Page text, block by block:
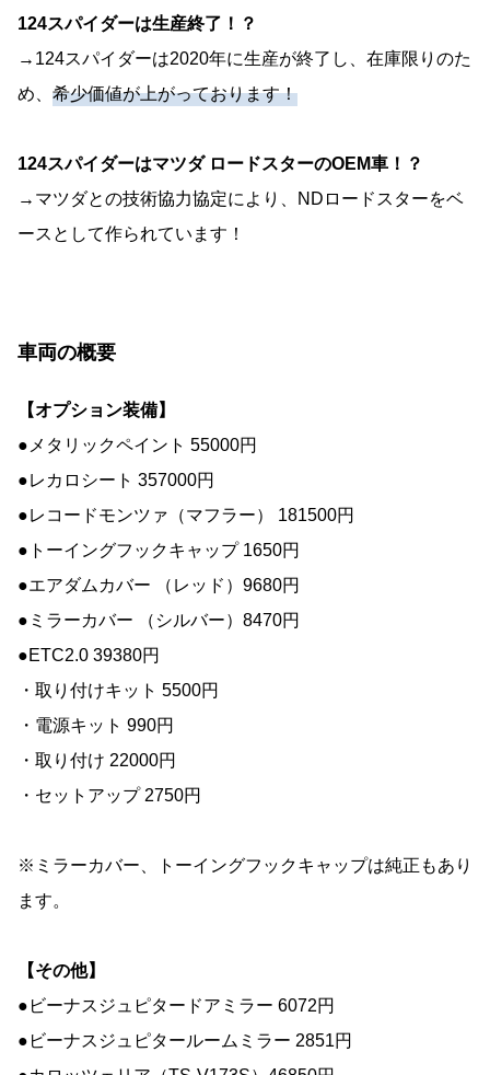
124スパイダーは生産終了！？
→124スパイダーは2020年に生産が終了し、在庫限りのた
め、 希少価値が上がっております！
124スパイダーはマツダ ロードスターのOEM車！？
→マツダとの技術協力協定により、NDロードスターをベ
ースとして作られています！
車両の概要
【オプション装備】
●メタリックペイント 55000円
●レカロシート 357000円
●レコードモンツァ（マフラー） 181500円
●トーイングフックキャップ 1650円
●エアダムカバー （レッド）9680円
●ミラーカバー （シルバー）8470円
●ETC2.0 39380円
・取り付けキット 5500円
・電源キット 990円
・取り付け 22000円
・セットアップ 2750円
※ミラーカバー、トーイングフックキャップは純正もあり
ます。
【その他】
●ビーナスジュピタードアミラー 6072円
●ビーナスジュピタールームミラー 2851円